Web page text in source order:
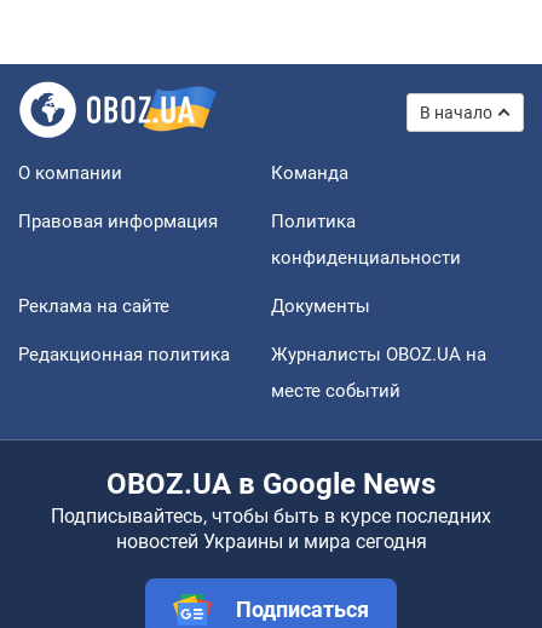
В начало
О компании Команда
Правовая информация
Политика
конфиденциальности
Реклама на сайте Документы
Редакционная политика
Журналисты OBOZ.UA на
месте событий
OBOZ.UA в Google News
Подписывайтесь, чтобы быть в курсе последних
новостей Украины и мира сегодня
Подписаться